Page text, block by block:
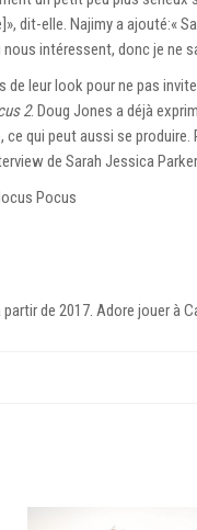
dit-elle. Najimy a ajouté:«
intéressent, donc je ne
leur look pour ne pas
2. Doug Jones a déjà
ce qui peut aussi se
de Sarah Jessica
Pocus
de 2017. Adore jouer à